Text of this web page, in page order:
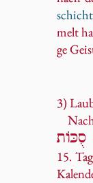
melt
ge
3)
סֻכּוֹת
15.